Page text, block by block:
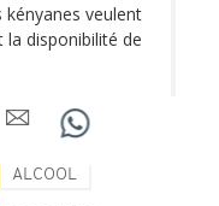
veulent
disponibilité de
ALCOOL